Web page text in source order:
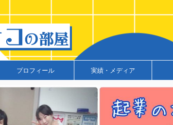
プロフィール 実績・メディア